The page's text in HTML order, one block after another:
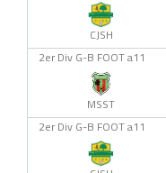
CJSH
2er Div G-B FOOT a11
MSST
2er Div G-B FOOT a11